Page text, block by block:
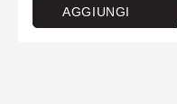
AGGIUNGI